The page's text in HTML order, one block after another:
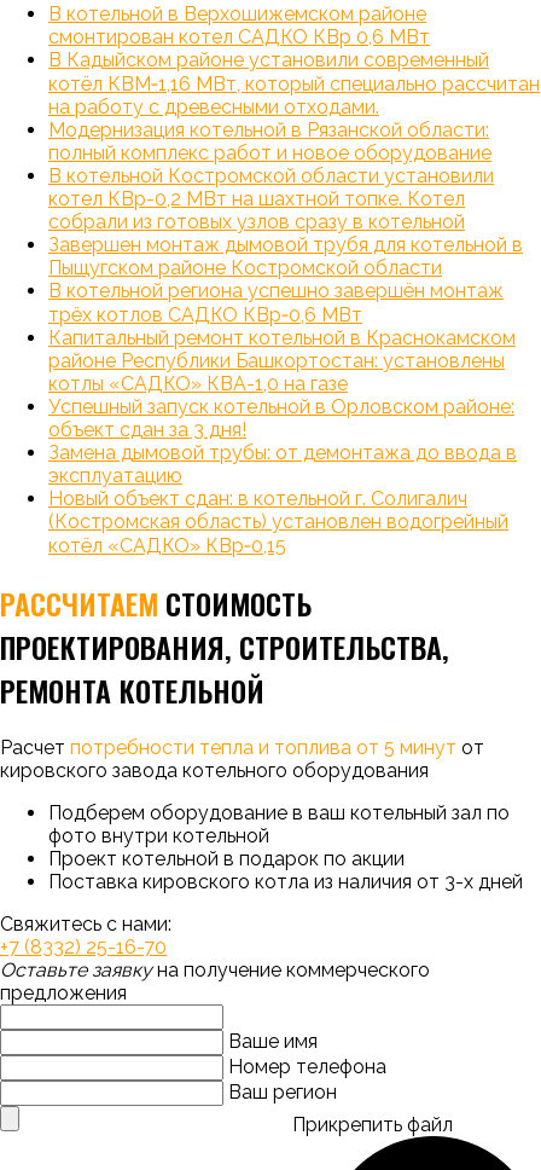
В котельной в Верхошижемском районе
смонтирован котел САДКО КВр 0,6 МВт
В Кадыйском районе установили современный
котёл КВМ‑1,16 МВт, который специально рассчитан
на работу с древесными отходами.
Модернизация котельной в Рязанской области:
полный комплекс работ и новое оборудование
В котельной Костромской области установили
котел КВр-0,2 МВт на шахтной топке. Котел
собрали из готовых узлов сразу в котельной
Завершен монтаж дымовой трубя для котельной в
Пыщугском районе Костромской области
В котельной региона успешно завершён монтаж
трёх котлов САДКО КВр‑0,6 МВт
Капитальный ремонт котельной в Краснокамском
районе Республики Башкортостан: установлены
котлы «САДКО» КВА-1,0 на газе
Успешный запуск котельной в Орловском районе:
объект сдан за 3 дня!
Замена дымовой трубы: от демонтажа до ввода в
эксплуатацию
Новый объект сдан: в котельной г. Солигалич
(Костромская область) установлен водогрейный
котёл «САДКО» КВр‑0,15
РАССЧИТАЕМ СТОИМОСТЬ
ПРОЕКТИРОВАНИЯ, СТРОИТЕЛЬСТВА,
РЕМОНТА КОТЕЛЬНОЙ
Расчет потребности тепла и топлива от 5 минут от
кировского завода котельного оборудования
Подберем оборудование в ваш котельный зал по
фото внутри котельной
Проект котельной в подарок по акции
Поставка кировского котла из наличия от 3-х дней
Свяжитесь с нами:
+7 (8332) 25-16-70
Оставьте заявкуна получение коммерческого
предложения
Ваше имя
Номер телефона
Ваш регион
Прикрепить файл